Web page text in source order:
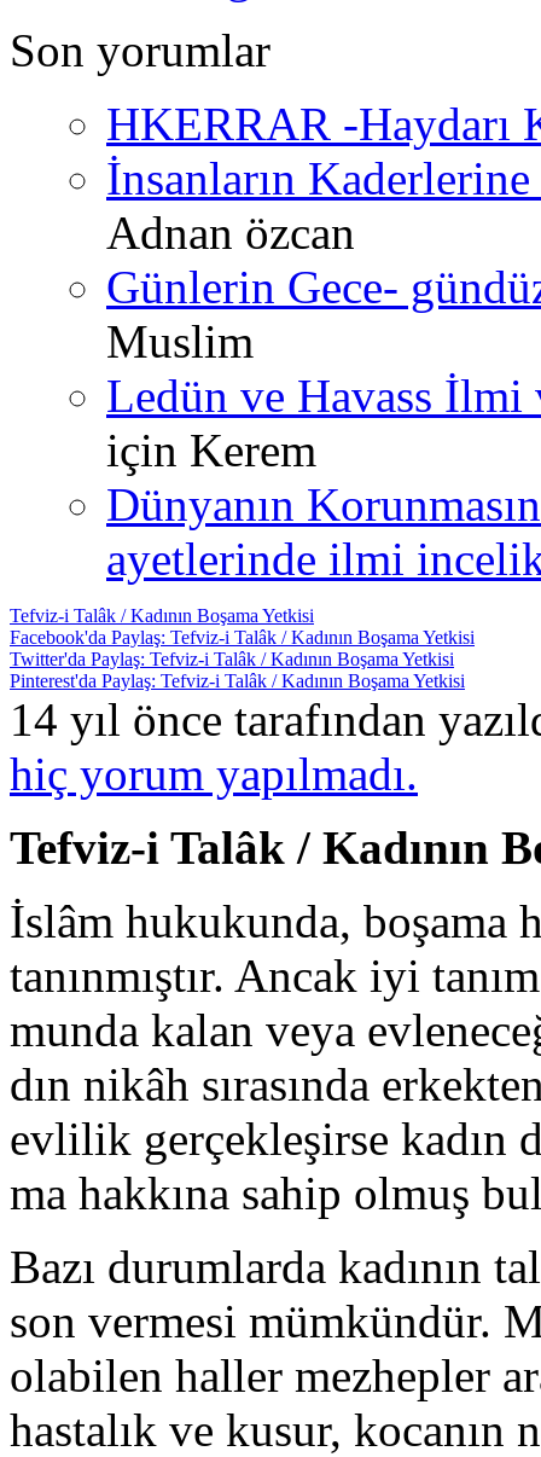
Son yorumlar
HKERRAR -Haydarı
İnsanların
Adnan özcan
Günlerin Gece-
Muslim
Ledün ve Havass İlmi
için Kerem
Dünyanın
ayetlerinde ilmi
Tefviz-i Talâk / Kadının Boşama Yetkisi
Facebook'da Paylaş: Tefviz-i Talâk / Kadının Boşama Yetkisi
Twitter'da Paylaş: Tefviz-i Talâk / Kadının Boşama Yetkisi
Pinterest'da Paylaş: Tefviz-i Talâk / Kadının Boşama Yetkisi
14 yıl önce tarafından
hiç yorum yapılmadı.
Tefviz-i Talâk / Kadının
İslâm hukukunda, boşama
tanınmıştır. An­cak iyi
mun­da ka­lan ve­ya
dın nikâh sı­ra­sın­da
ev­li­lik ger­çek­le­şir­se ka­dın
ma hak­kı­na sa­hip ol­muş
Bazı durumlarda kadının
son vermesi mümkündür.
olabilen haller mezhepler
hastalık ve kusur, kocanın